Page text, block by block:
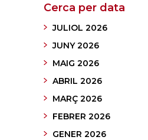
Cerca per data
JULIOL 2026
JUNY 2026
MAIG 2026
ABRIL 2026
MARÇ 2026
FEBRER 2026
GENER 2026